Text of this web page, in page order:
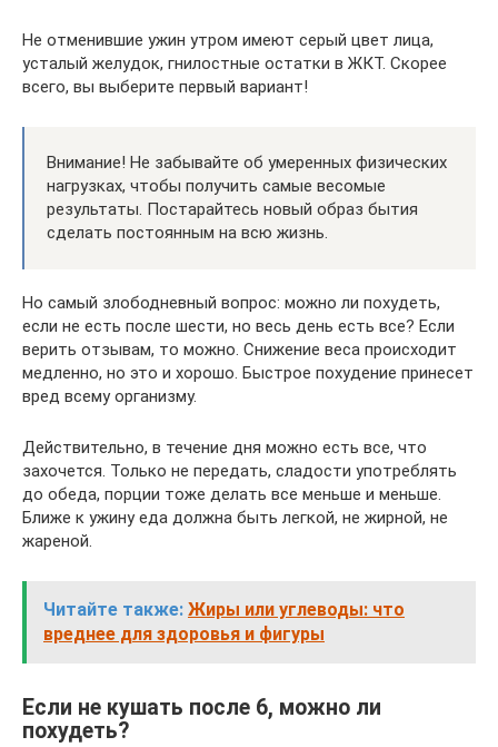
Не отменившие ужин утром имеют серый цвет лица,
усталый желудок, гнилостные остатки в ЖКТ. Скорее
всего, вы выберите первый вариант!
Внимание! Не забывайте об умеренных физических
нагрузках, чтобы получить самые весомые
результаты. Постарайтесь новый образ бытия
сделать постоянным на всю жизнь.
Но самый злободневный вопрос: можно ли похудеть,
если не есть после шести, но весь день есть все? Если
верить отзывам, то можно. Снижение веса происходит
медленно, но это и хорошо. Быстрое похудение принесет
вред всему организму.
Действительно, в течение дня можно есть все, что
захочется. Только не передать, сладости употреблять
до обеда, порции тоже делать все меньше и меньше.
Ближе к ужину еда должна быть легкой, не жирной, не
жареной.
Читайте также: Жиры или углеводы: что
вреднее для здоровья и фигуры
Если не кушать после 6, можно ли
похудеть?